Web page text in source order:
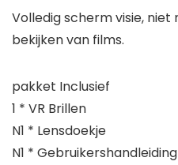
Volledig scherm visie,
bekijken van films.
pakket Inclusief
1 * VR Brillen
N1 * Lensdoekje
N1 * Gebruikershandleiding